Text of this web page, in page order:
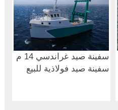
سفينة صيد غراندسي 14 م
سفينة صيد فولاذية للبيع